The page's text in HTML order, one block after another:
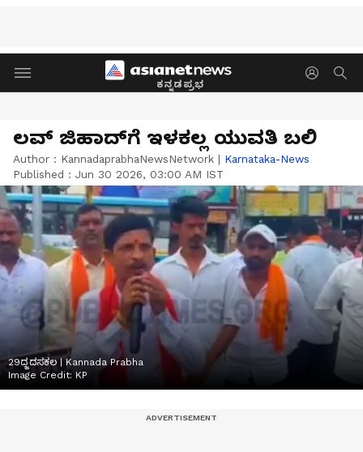
ಕನ್ನಡಪ್ರಭ
ಲವ್‌ ಜಿಹಾದ್‌ಗೆ ಇಳಕಲ್ಲ ಯುವತಿ ಬಲಿ
Author : KannadaprabhaNewsNetwork | Karnataka-News
Published : Jun 30 2026, 03:00 AM IST
29ದ್ಜದಸಕಲ | Kannada Prabha
Image Credit: KP